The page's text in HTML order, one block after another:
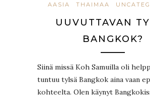
AASIA THAIMAA
UUVUTTAVAN
BANGKOK?
Siinä missä Koh Samuilla oli
tuntuu tylsä Bangkok aina vaan
kohteelta. Olen käynyt